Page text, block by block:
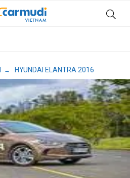
→ HYUNDAI ELANTRA 2016